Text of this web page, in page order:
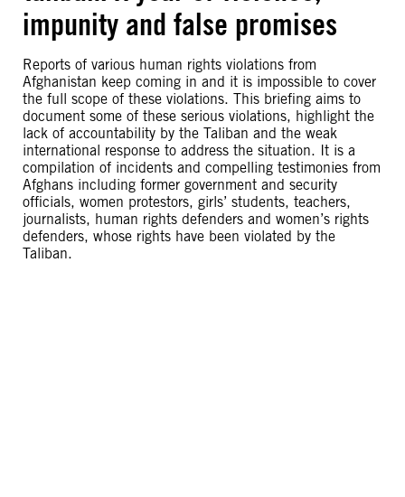
impunity and false promises
Reports of various human rights violations from
Afghanistan keep coming in and it is impossible to cover
the full scope of these violations. This briefing aims to
document some of these serious violations, highlight the
lack of accountability by the Taliban and the weak
international response to address the situation. It is a
compilation of incidents and compelling testimonies from
Afghans including former government and security
officials, women protestors, girls’ students, teachers,
journalists, human rights defenders and women’s rights
defenders, whose rights have been violated by the
Taliban.